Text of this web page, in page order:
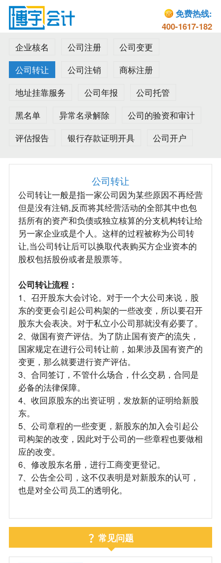
免费热线:
400-1617-182
企业核名
公司注册
公司变更
公司转让
公司注销
商标注册
地址挂靠服务
公司年报
公司托管
黑名单
异常名录解除
公司的验资和审计
评估报告
银行存款证明开具 公司开户
公司转让
公司转让一般是指一家公司因为某些原因不再经营
但是没有注销,反而将其经营活动的全部其中也包
括所有的资产和负债或独立核算的分支机构转让给
另一家企业或是个人。这样的过程被称为公司转
让,当公司转让后可以换取代表购买方企业资本的
股权包括股份或者是股票等。
公司转让流程：
1、召开股东大会讨论。对于一个大公司来说，股
东的变更会引起公司构架的一些改变，所以要召开
股东大会表决。对于私立小公司那就没有必要了。
2、做国有资产评估。为了防止国有资产的流失，
国家规定在进行公司转让前，如果涉及国有资产的
变更，那么就要进行资产评估。
3、合同签订，不管什么场合，什么交易，合同是
必备的法律保障。
4、收回原股东的出资证明，发放新的证明给新股
东。
5、公司章程的一些变更，新股东的加入会引起公
司构架的改变，因此对于公司的一些章程也要做相
应的改变。
6、修改股东名册，进行工商变更登记。
7、公告全公司，这不仅表明是对新股东的认可，
也是对全公司员工的透明化。
常见问题